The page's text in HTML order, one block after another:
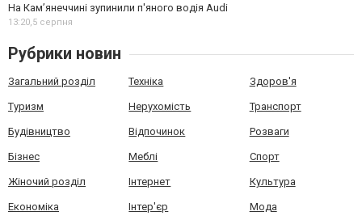
На Камʼянеччині зупинили п'яного водія Audi
13:20,5 серпня
Рубрики новин
Загальний розділ Техніка Здоров'я
Туризм Нерухомість Транспорт
Будівництво Відпочинок Розваги
Бізнес Меблі Спорт
Жіночий розділ Інтернет Культура
Економіка Інтер'єр Мода